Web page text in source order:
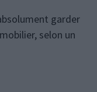
garder
selon un